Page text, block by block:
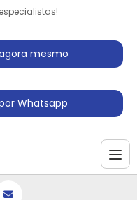
mesmo
Whatsapp